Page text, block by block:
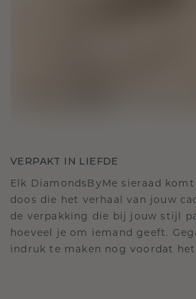
VERPAKT IN LIEFDE
Elk DiamondsByMe sieraad
doos die het verhaal van jouw
de verpakking die bij jouw stijl
hoeveel je om iemand geeft.
indruk te maken nog voordat